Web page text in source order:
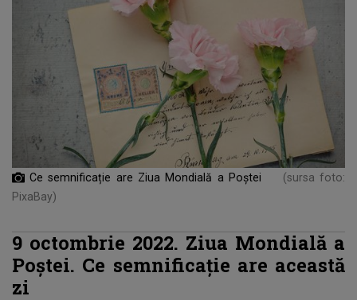
Ce semnificație are Ziua Mondială a Poștei
(sursa foto:
PixaBay)
9 octombrie 2022. Ziua Mondială a
Poștei. Ce semnificație are această
zi